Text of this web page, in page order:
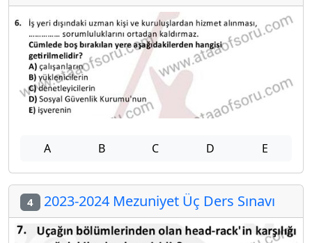
A B C D E
4 2023-2024 Mezuniyet Üç Ders Sınavı